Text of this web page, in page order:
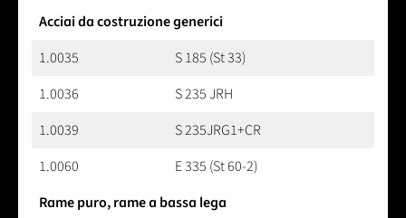
Acciai da costruzione generici
1.0035
S 185 (St 33)
1.0036
S 235 JRH
1.0039
S 235JRG1+CR
1.0060
E 335 (St 60-2)
Rame puro, rame a bassa lega